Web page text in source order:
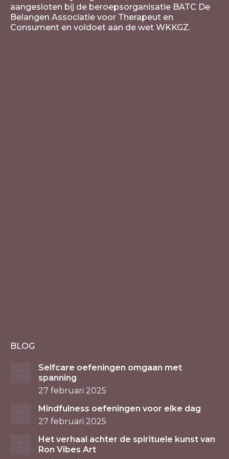
aangesloten bij de beroepsorganisatie BATC De
Belangen Associatie voor Therapeut en
Consument en voldoet aan de wet WKKGZ.
BLOG
Selfcare oefeningen omgaan met
spanning
27 februari 2025
Mindfulness oefeningen voor elke dag
27 februari 2025
Het verhaal achter de spirituele kunst van
Ron Vibes Art